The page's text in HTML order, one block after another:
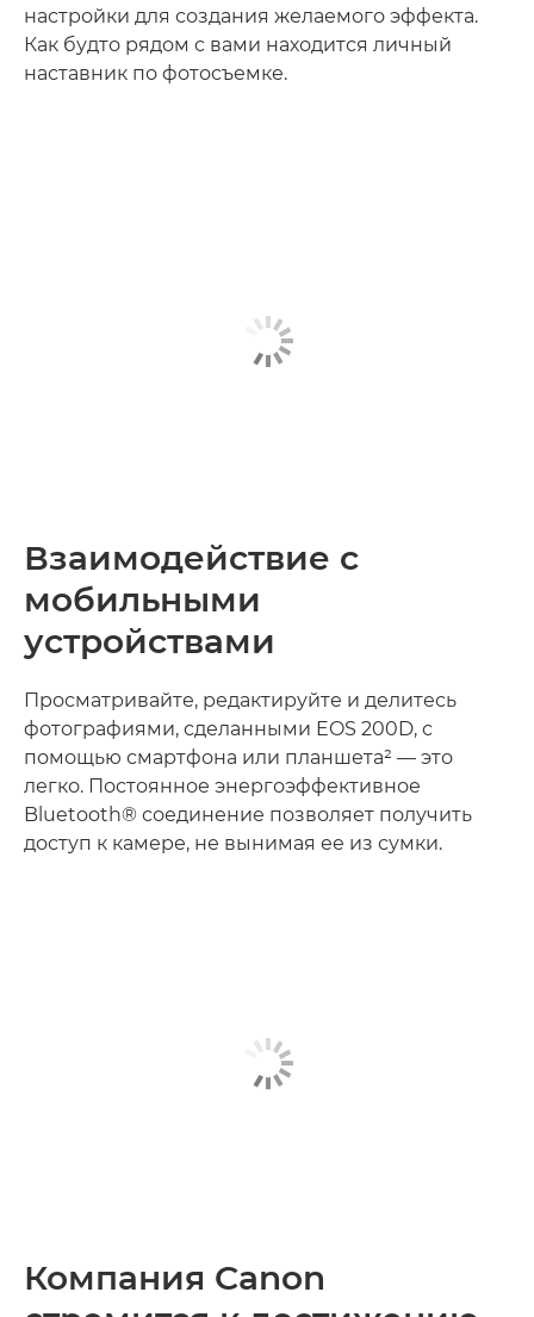
настройки для создания желаемого эффекта.
Как будто рядом с вами находится личный
наставник по фотосъемке.
Взаимодействие с
мобильными
устройствами
Просматривайте, редактируйте и делитесь
фотографиями, сделанными EOS 200D, с
помощью смартфона или планшета² — это
легко. Постоянное энергоэффективное
Bluetooth® соединение позволяет получить
доступ к камере, не вынимая ее из сумки.
Компания Canon